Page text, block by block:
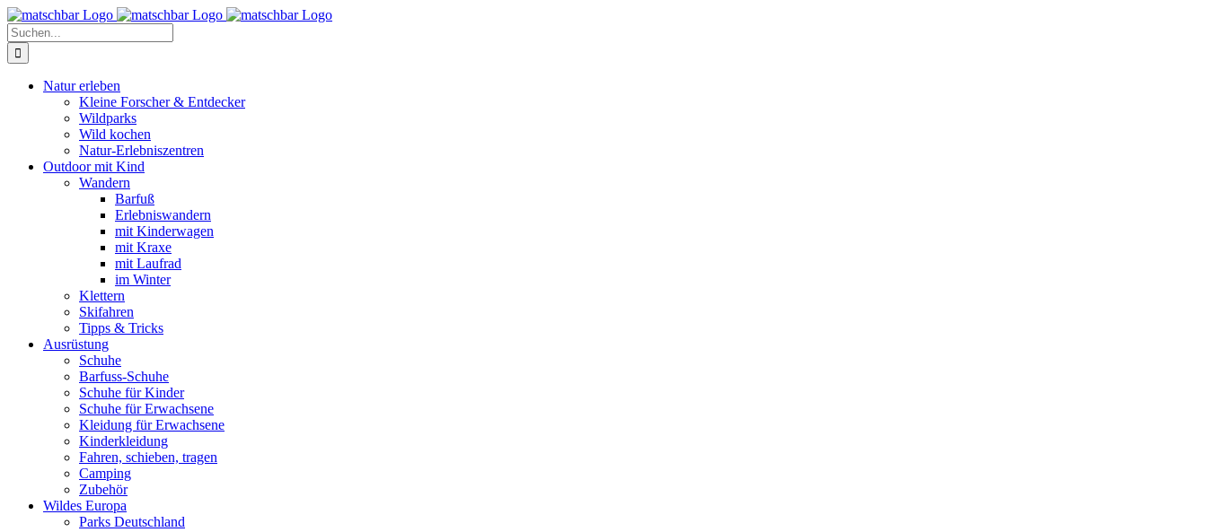
Zum
Inhalt
springen
Facebook
X
Instagram
Pinterest
Suche
nach:
Natur erleben
Kleine Forscher & Entdecker
Wildparks
Wild kochen
Natur-Erlebniszentren
Outdoor mit Kind
Wandern
Barfuß
Erlebniswandern
mit Kinderwagen
mit Kraxe
mit Laufrad
im Winter
Klettern
Skifahren
Tipps & Tricks
Ausrüstung
Schuhe
Barfuss-Schuhe
Schuhe für Kinder
Schuhe für Erwachsene
Kleidung für Erwachsene
Kinderkleidung
Fahren, schieben, tragen
Camping
Zubehör
Wildes Europa
Parks Deutschland